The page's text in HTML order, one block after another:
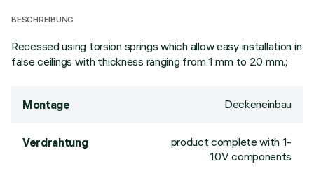
BESCHREIBUNG
Recessed using torsion springs which allow easy installation in
false ceilings with thickness ranging from 1 mm to 20 mm.;
Montage Deckeneinbau
Verdrahtung
product complete with 1-
10V components